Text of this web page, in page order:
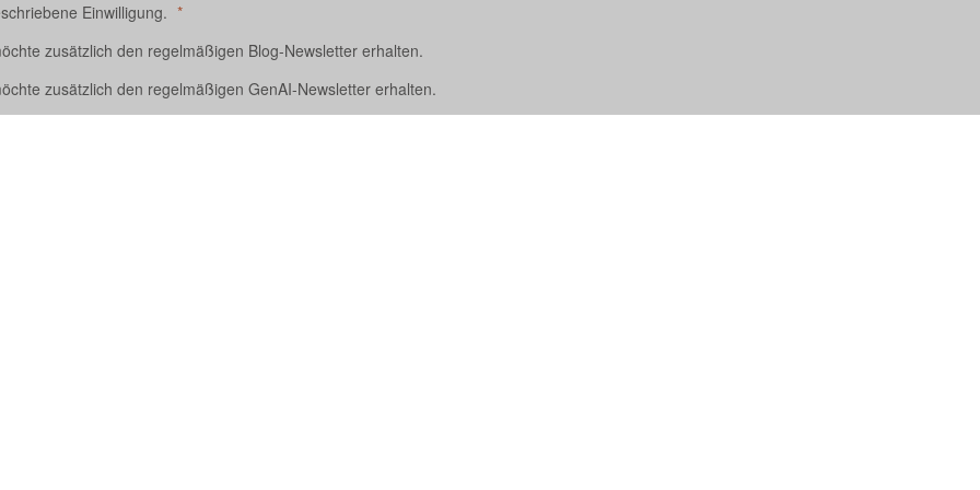
Einwilligung.
zusätzlich den regelmäßigen Blog-Newsletter erhalten.
zusätzlich den regelmäßigen GenAI-Newsletter erhalten.